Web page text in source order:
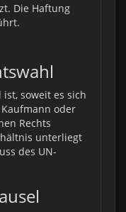
Die Haftung
soweit es sich
oder
Rechts
unterliegt
des UN-